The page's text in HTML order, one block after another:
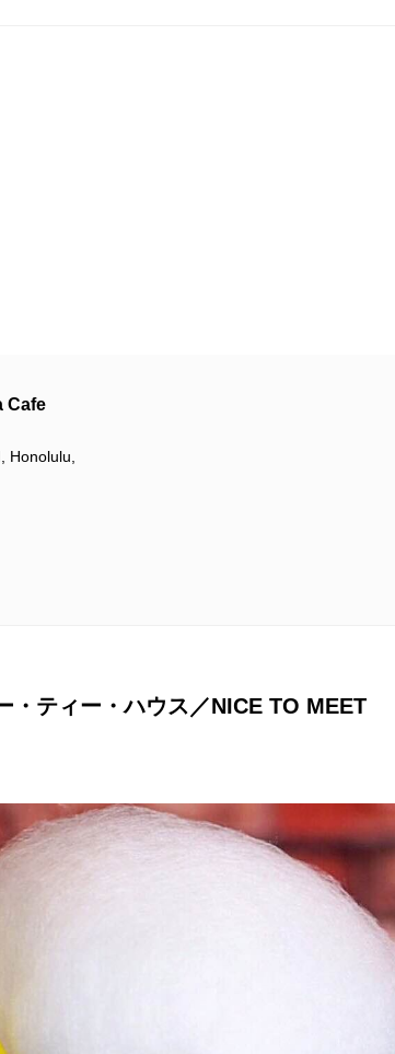
Cafe
Honolulu,
・ティー・ハウス／NICE TO MEET